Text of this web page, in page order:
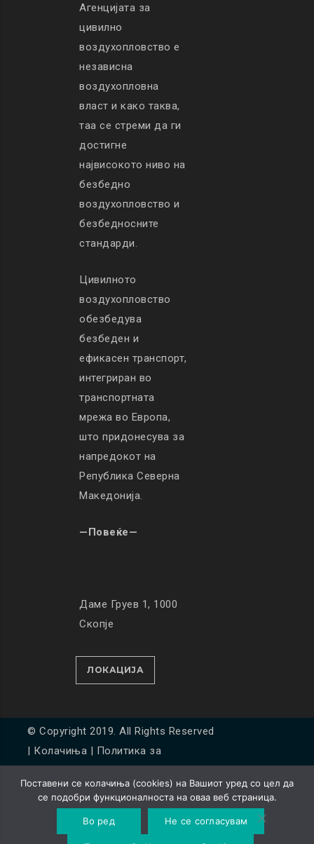
Агенцијата за
цивилно
воздухопловство е
независна
воздухопловна
власт и како таква,
таа се стреми да ги
достигне
највисокото ниво на
безбедно
воздухопловство и
безбедносните
стандарди.
Цивилното
воздухопловство
обезбедува
безбеден и
ефикасен транспорт,
интегриран во
транспортната
мрежа во Европа,
што придонесува за
напредокот на
Република Северна
Македонија.
—Повеќе—
Даме Груев 1, 1000
Скопје
ЛОКАЦИЈА
© Copyright 2019. All Rights Reserved
Колачиња
Политика за
Developed byUnet
Поставени се колачиња (cookies) на Вашиот уред со цел да
се подобри функционалноста на оваа веб страница.
Во ред Не се согласувам